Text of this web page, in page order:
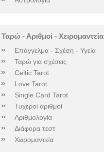
Ταρώ - Αριθμοί - Χειρομαντεία
Επάγγελμα - Σχέση - Υγεία
Ταρώ για σχέσεις
Celtic Tarot
Love Tarot
Single Card Tarot
Τυχεροί αριθμοί
Αριθμολογία
Διάφορα τεστ
Χειρομαντεία